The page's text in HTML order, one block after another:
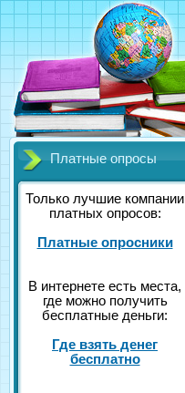
Платные опросы
Только лучшие компании
платных опросов:
Платные опросники
В интернете есть места,
где можно получить
бесплатные деньги:
Где взять денег
бесплатно